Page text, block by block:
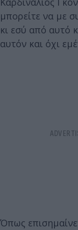
μπορείτε να με
κι εσύ από αυτό
αυτόν και όχι
Όπως